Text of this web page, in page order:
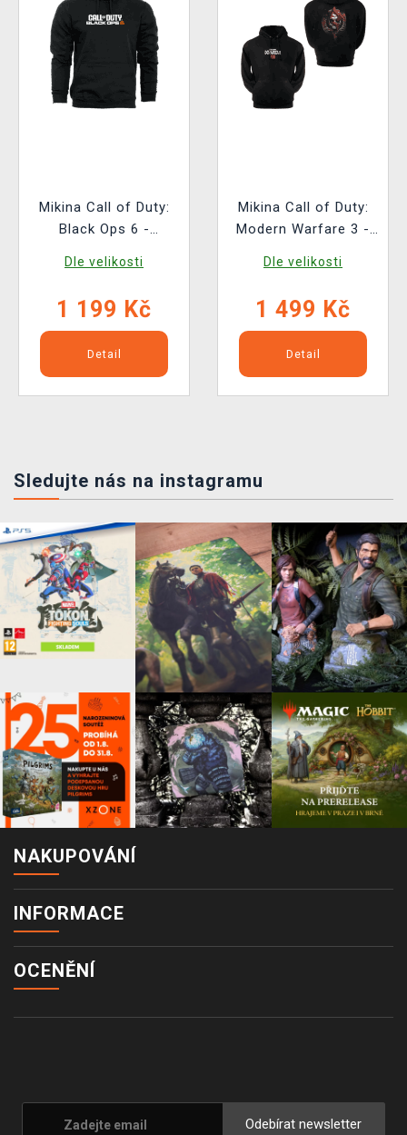
Mikina Call of Duty:
Black Ops 6 -
Dle velikosti
1 199 Kč
Detail
Mikina Call of Duty:
Modern Warfare 3 -
Dle velikosti
1 499 Kč
Detail
Sledujte nás na instagramu
NAKUPOVÁNÍ
INFORMACE
OCENĚNÍ
Odebírat newsletter